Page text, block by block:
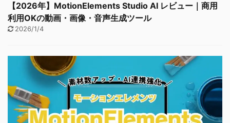
【2026年】MotionElements Studio AI レビュー｜商用
利用OKの動画・画像・音声生成ツール
2026/1/4